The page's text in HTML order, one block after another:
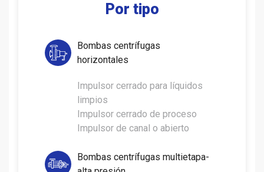
Por tipo
Bombas centrífugas
horizontales
Impulsor cerrado para líquidos
limpios
Impulsor cerrado de proceso
Impulsor de canal o abierto
Bombas centrífugas multietapa-